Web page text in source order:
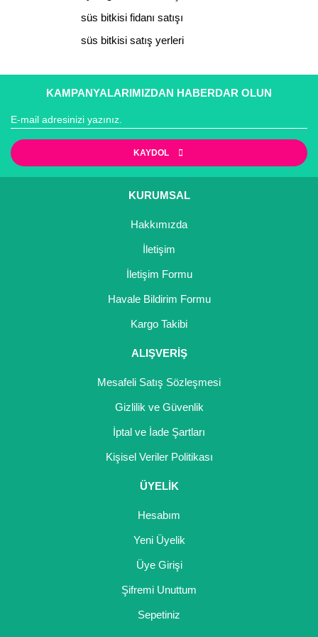
süs bitkisi fidanı satışı
süs bitkisi satış yerleri
KAMPANYALARIMIZDAN HABERDAR OLUN
KAYDOL
KURUMSAL
Hakkımızda
İletişim
İletişim Formu
Havale Bildirim Formu
Kargo Takibi
ALIŞVERİŞ
Mesafeli Satış Sözleşmesi
Gizlilik ve Güvenlik
İptal ve İade Şartları
Kişisel Veriler Politikası
ÜYELİK
Hesabım
Yeni Üyelik
Üye Girişi
Şifremi Unuttum
Sepetiniz